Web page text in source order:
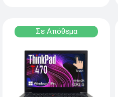
Σε Απόθεμα